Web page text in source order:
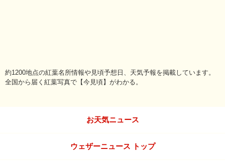
約1200地点の紅葉名所情報や見頃予想日、天気予報を掲載しています。
全国から届く紅葉写真で【今見頃】がわかる。
お天気ニュース
ウェザーニュース トップ